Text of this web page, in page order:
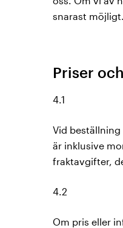
snarast möjligt.
Priser
4.1
Vid beställning
är inklusive
fraktavgifter,
4.2
Om pris eller